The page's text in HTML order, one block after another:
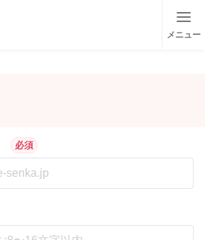
メニュー
必須